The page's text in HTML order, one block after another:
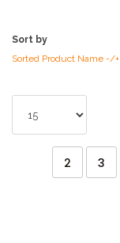
Sort by
Sorted Product Name -/+
2 3